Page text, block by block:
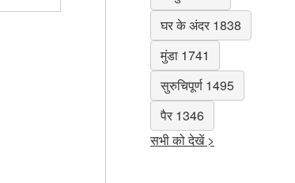
घर के अंदर 1838
मुंडा 1741
सुरुचिपूर्ण 1495
पैर 1346
सभी को देखें >